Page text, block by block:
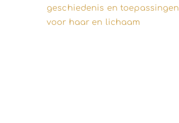
geschiedenis en toepassingen
voor haar en lichaam